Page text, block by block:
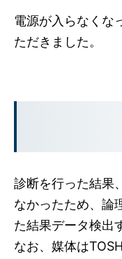
電源が入らなくな
ただきました。
診断を行った結果
なかったため、論
た結果データ検出
なお、媒体は